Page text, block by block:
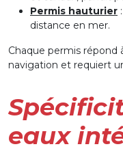
Permis hauturier
distance en mer.
Chaque permis répond
navigation et requiert
eaux